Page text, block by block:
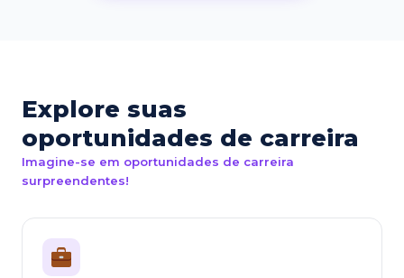
Explore suas
oportunidades de carreira
Imagine-se em oportunidades de carreira
surpreendentes!